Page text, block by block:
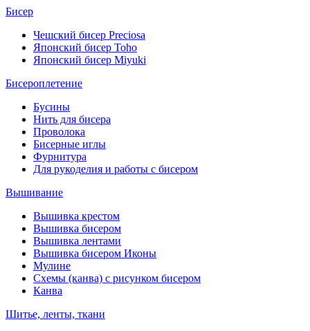
Бисер
Чешский бисер Preciosa
Японский бисер Toho
Японский бисер Miyuki
Бисероплетение
Бусины
Нить для бисера
Проволока
Бисерные иглы
Фурнитура
Для рукоделия и работы с бисером
Вышивание
Вышивка крестом
Вышивка бисером
Вышивка лентами
Вышивка бисером Иконы
Мулине
Схемы (канва) с рисунком бисером
Канва
Шитье, ленты, ткани